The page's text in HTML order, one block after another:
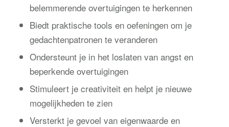
belemmerende overtuigingen te herkennen
Biedt praktische tools en oefeningen om je
gedachtenpatronen te veranderen
Ondersteunt je in het loslaten van angst en
beperkende overtuigingen
Stimuleert je creativiteit en helpt je nieuwe
mogelijkheden te zien
Versterkt je gevoel van eigenwaarde en